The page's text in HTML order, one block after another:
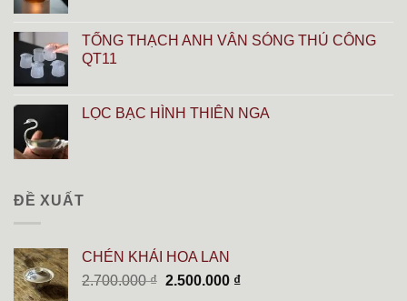
TỐNG THẠCH ANH VÂN SÓNG THỦ CÔNG
QT11
LỌC BẠC HÌNH THIÊN NGA
ĐỀ XUẤT
CHÉN KHẢI HOA LAN
2.700.000₫ Giá
2.500.000 ₫Giá